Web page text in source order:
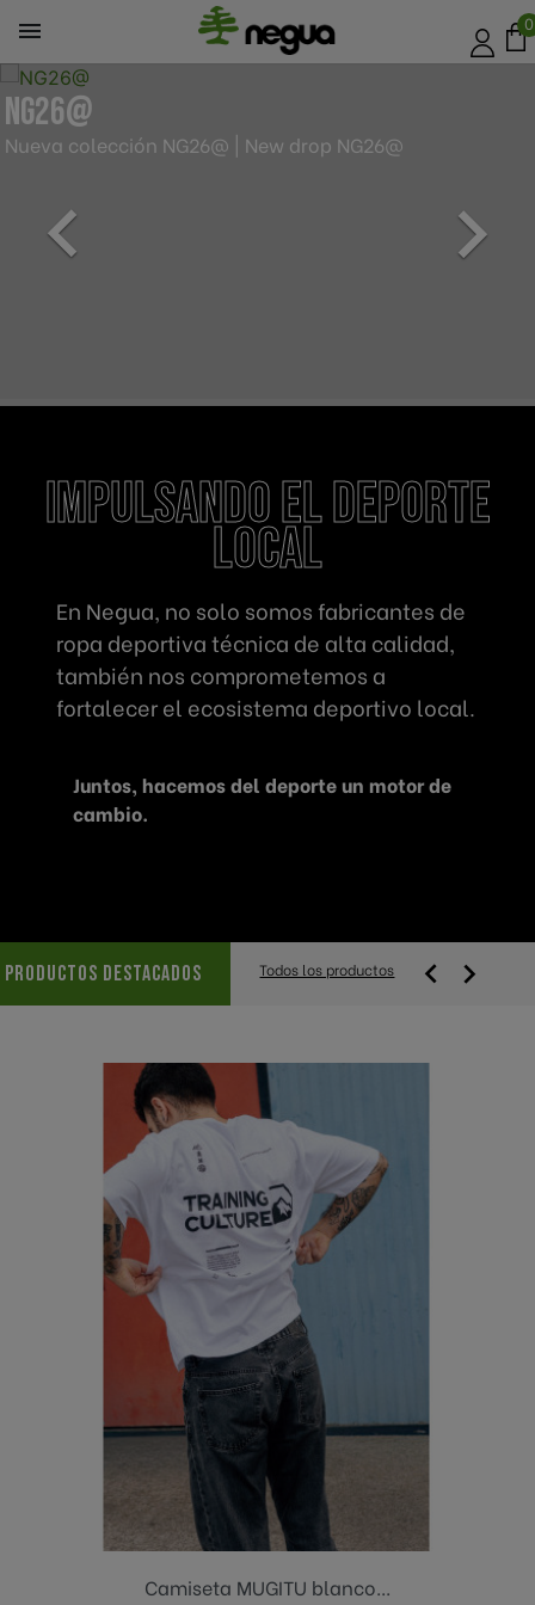
 0

NG26@
Nueva colección NG26@ | New drop NG26@

Impulsando el deporte
local
En Negua, no solo somos fabricantes de
ropa deportiva técnica de alta calidad,
también nos comprometemos a
fortalecer el ecosistema deportivo local.
Juntos, hacemos del deporte un motor de
cambio.
PRODUCTOS DESTACADOS Todos los productos 
Camiseta MUGITU blanco...
